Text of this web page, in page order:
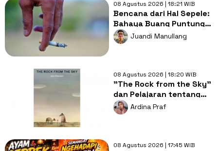
08 Agustus 2026 | 18:21 WIB
Bencana dari Hal Sepele:
Bahaya Buang Puntung
Rokok Sembarangan di
Musim Kemarau
Juandi Manullang
08 Agustus 2026 | 18:20 WIB
"The Rock from the Sky"
dan Pelajaran tentang
Berani Menghadapi
Perubahan
Ardina Praf
08 Agustus 2026 | 17:45 WIB